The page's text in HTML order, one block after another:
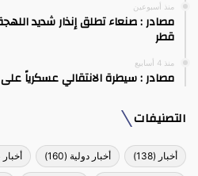
منذ أسبوعين
مصادر : صنعاء تطلق إنذار شديد
قطر
منذ 4 أسابيع
مصادر : سيطرة الانتقالي عسكرياً
التصنيفات
أخبار (138) أخبار دولية (160)